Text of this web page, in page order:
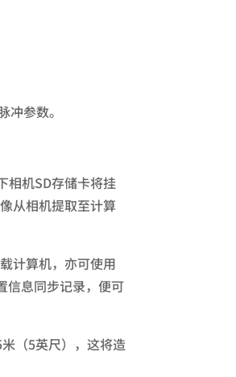
参数。
相机SD存储卡将挂
从相机提取至计算
计算机，亦可使用
信息同步记录，便可
（5英尺），这将造